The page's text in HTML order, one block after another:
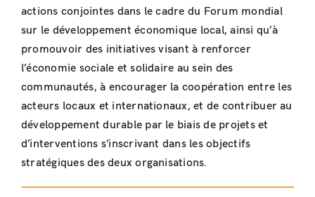
actions conjointes dans le cadre du Forum mondial
sur le développement économique local, ainsi qu’à
promouvoir des initiatives visant à renforcer
l’économie sociale et solidaire au sein des
communautés, à encourager la coopération entre les
acteurs locaux et internationaux, et de contribuer au
développement durable par le biais de projets et
d’interventions s’inscrivant dans les objectifs
stratégiques des deux organisations.